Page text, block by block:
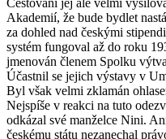
Akademií, že bude bydlet
za dohled nad českými
systém fungoval až do roku
jmenován členem Spolku
Účastnil se jejich výstavy v
Byl však velmi zklamán
Nejspíše v reakci na tuto
odkázal své manželce Nini.
českému státu nezanechal